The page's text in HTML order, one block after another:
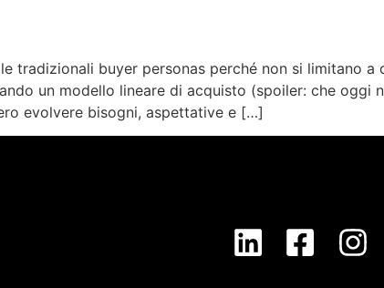
tradizionali buyer personas perché non si limitano
un modello lineare di acquisto (spoiler: che
evolvere bisogni, aspettative e […]